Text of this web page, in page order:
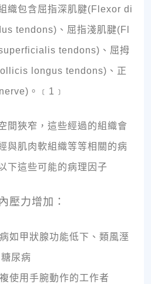
織包含屈指深肌腱(Flexor di
tendons)、屈指淺肌腱(Fl
tendons)、屈拇
longus tendons)、正
。﹝1﹞
間狹窄，這些經過的組織會
與肌肉軟組織等等相關的病
下這些可能的病理因子
壓力增加：
如甲狀腺功能低下、類風溼
尿病
使用手腕動作的工作者